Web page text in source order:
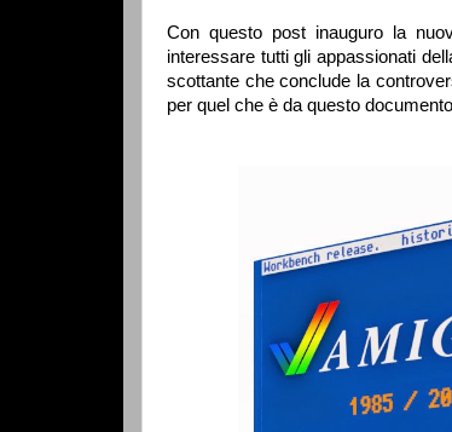
Con questo post inauguro la
interessare tutti gli appassionati
scottante che conclude la
per quel che è da questo